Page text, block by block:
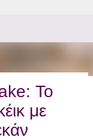
Το
με